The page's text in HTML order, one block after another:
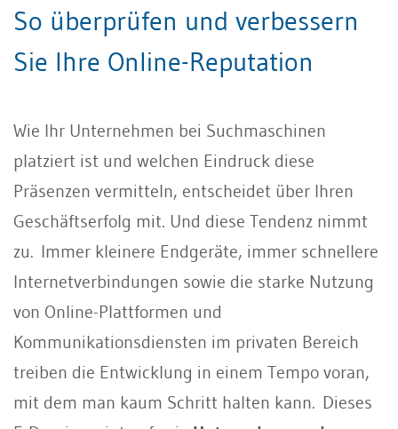
So überprüfen und verbessern
Sie Ihre Online-Reputation
Wie Ihr Unternehmen bei Suchmaschinen
platziert ist und welchen Eindruck diese
Präsenzen vermitteln, entscheidet über Ihren
Geschäftserfolg mit. Und diese Tendenz nimmt
zu. Immer kleinere Endgeräte, immer schnellere
Internetverbindungen sowie die starke Nutzung
von Online-Plattformen und
Kommunikationsdiensten im privaten Bereich
treiben die Entwicklung in einem Tempo voran,
mit dem man kaum Schritt halten kann. Dieses